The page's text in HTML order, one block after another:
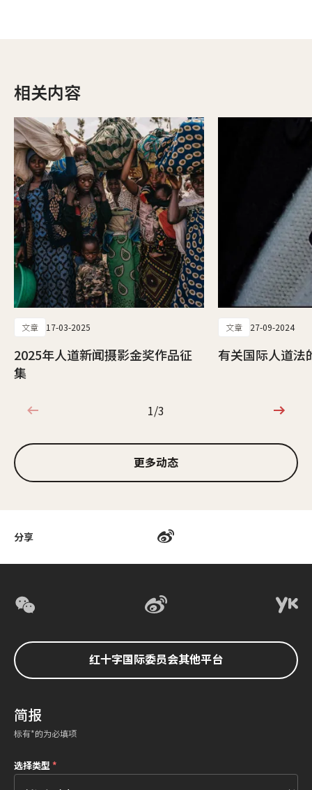
分享
相关内容
文章 17-03-2025
2025年人道新闻摄影金奖作品征
集
文章 27-09-2024
有关国际人道法
1/3
1/3
更多动态
红十字国际委员会其他平台
简报
标有*的为必填项
选择类型 *